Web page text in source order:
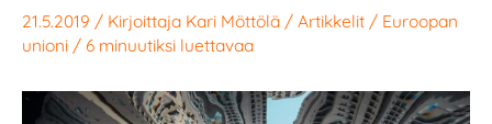
21.5.2019 / Kirjoittaja Kari Möttölä / Artikkelit / Euroopan
unioni / 6 minuutiksi luettavaa